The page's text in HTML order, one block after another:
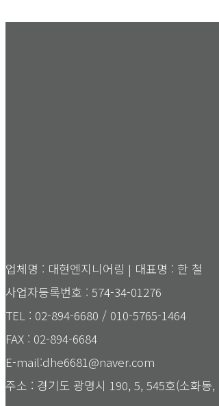
업체명 : 대현엔지니어링 | 대표명 : 한 철
사업자등록번호 : 574-34-01276
TEL : 02-894-6680 / 010-5765-1464
FAX : 02-894-6684
E-mail:dhe6681@naver.com
주소 : 경기도 광명시 190, 5, 545호(소화동,